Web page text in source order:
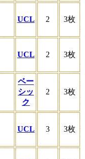
UCL 2 3枚
UCL 2 3枚
ベー
シッ
ク
2 3枚
UCL 3 3枚